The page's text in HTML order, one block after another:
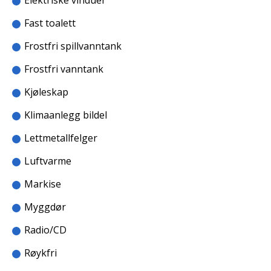
Fast toalett
Frostfri spillvanntank
Frostfri vanntank
Kjøleskap
Klimaanlegg bildel
Lettmetallfelger
Luftvarme
Markise
Myggdør
Radio/CD
Røykfri